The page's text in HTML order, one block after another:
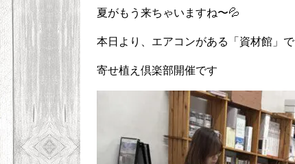
夏がもう来ちゃいますね〜💦
本日より、エアコンがある「資材館」で
寄せ植え倶楽部開催です